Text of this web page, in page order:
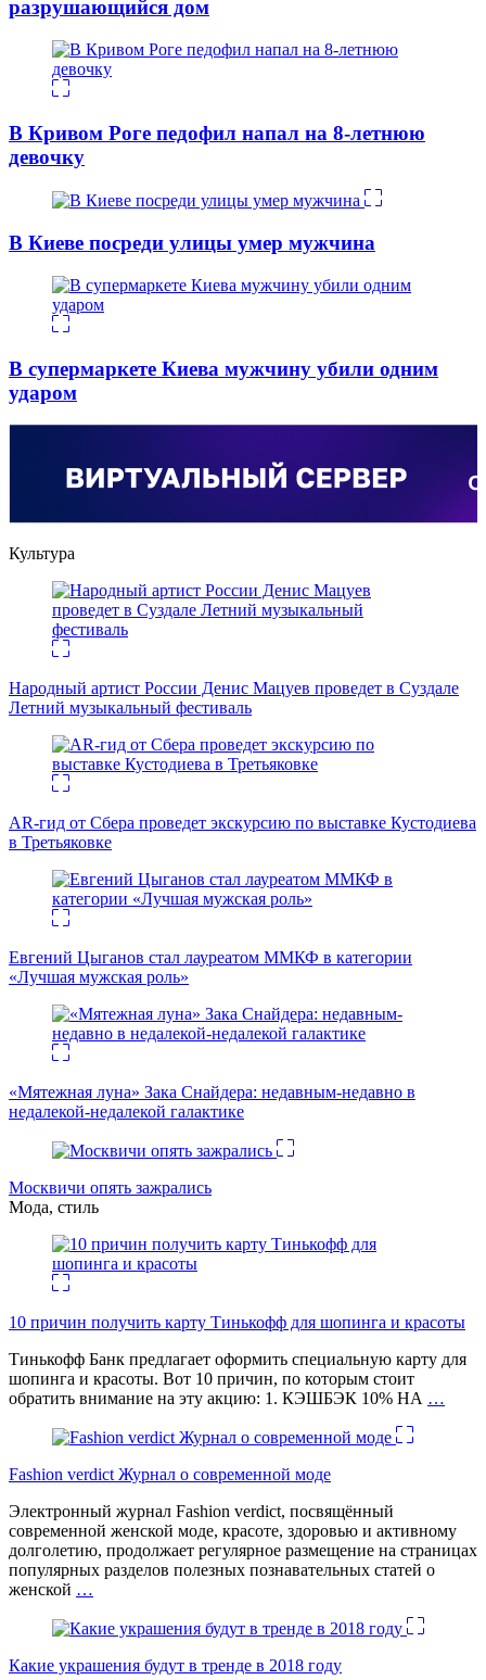
разрушающийся дом
В Кривом Роге педофил напал на 8-летнюю
девочку
В Киеве посреди улицы умер мужчина
В супермаркете Киева мужчину убили одним
ударом
Культура
Народный артист России Денис Мацуев проведет в Суздале
Летний музыкальный фестиваль
AR-гид от Сбера проведет экскурсию по выставке Кустодиева
в Третьяковке
Евгений Цыганов стал лауреатом ММКФ в категории
«Лучшая мужская роль»
«Мятежная луна» Зака Снайдера: недавным-недавно в
недалекой-недалекой галактике
Москвичи опять зажрались
Мода, стиль
10 причин получить карту Тинькофф для шопинга и красоты
Тинькофф Банк предлагает оформить специальную карту для
шопинга и красоты. Вот 10 причин, по которым стоит
обратить внимание на эту акцию: 1. КЭШБЭК 10% НА …
Fashion verdict Журнал о современной моде
Электронный журнал Fashion verdict, посвящённый
современной женской моде, красоте, здоровью и активному
долголетию, продолжает регулярное размещение на страницах
популярных разделов полезных познавательных статей о
женской …
Какие украшения будут в тренде в 2018 году